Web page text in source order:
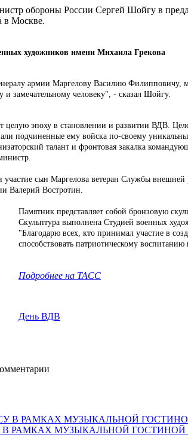
обороны России Сергей Шойгу в
в Москве.
художников имени Михаила Грекова
армии Маргелову Василию
и замечательному человеку", - сказал Шойгу.
целую эпоху в становлении и развитии ВДВ.
подчиненные ему войска по-своему
талант и фронтовая закалка
сын Маргелова ветеран Службы
Валерий Востротин.
Памятник представляет собой бронзовую
Скульптура выполнена Студией военных
"Благодарю всех, кто принимал участие в
способствовать патриотическому
Подробнее на ТАСС
День ВДВ
РАМКАХ МУЗЫКАЛЬНОЙ